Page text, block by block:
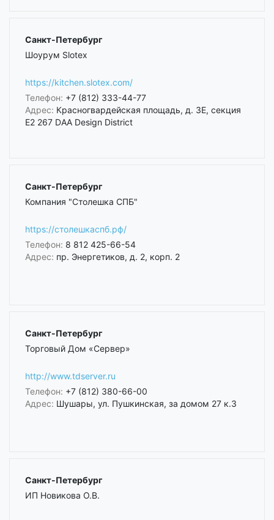
Санкт-Петербург
Шоурум Slotex
https://kitchen.slotex.com/
Телефон: +7 (812) 333-44-77
Адрес: Красногвардейская площадь, д. 3Е, секция
Е2 267 DAA Design District
Санкт-Петербург
Компания "Столешка СПБ"
https://столешкаспб.рф/
Телефон: 8 812 425-66-54
Адрес: пр. Энергетиков, д. 2, корп. 2
Санкт-Петербург
Торговый Дом «Сервер»
http://www.tdserver.ru
Телефон: +7 (812) 380-66-00
Адрес: Шушары, ул. Пушкинская, за домом 27 к.3
Санкт-Петербург
ИП Новикова О.В.